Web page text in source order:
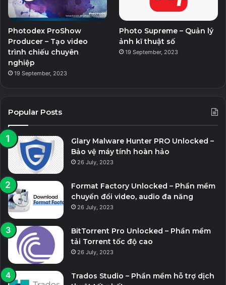
Photodex ProShow
Producer – Tạo video
trình chiếu chuyên
nghiệp
19 September, 2023
Photo Supreme – Quản lý
ảnh kĩ thuật số
19 September, 2023
Popular Posts
Glary Malware Hunter PRO Unlocked –
Bảo vệ máy tính hoàn hảo
26 July, 2023
Format Factory Unlocked – Phần mềm
chuyển đổi video, audio đa năng
26 July, 2023
BitTorrent Pro Unlocked – Phần mềm
tải Torrent tốc độ cao
26 July, 2023
Trados Studio – Phần mềm hỗ trợ dịch